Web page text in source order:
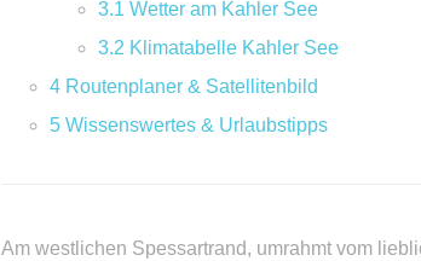
3.1 Wetter am Kahler See
3.2 Klimatabelle Kahler See
4 Routenplaner & Satellitenbild
5 Wissenswertes & Urlaubstipps
Am westlichen Spessartrand, umrahmt vom